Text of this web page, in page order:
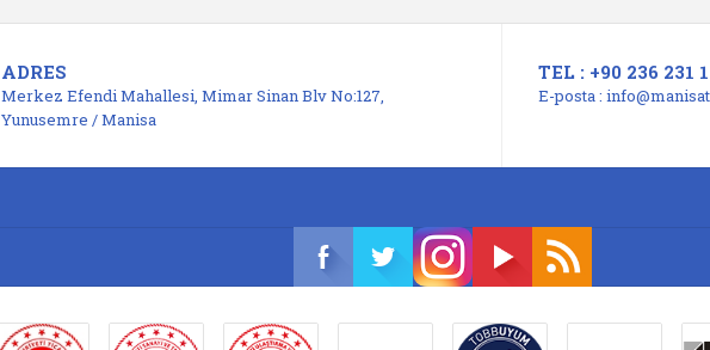
ADRES
Merkez Efendi Mahallesi, Mimar Sinan Blv No:127,
Yunusemre / Manisa
TEL : +90 236 231
E-posta :